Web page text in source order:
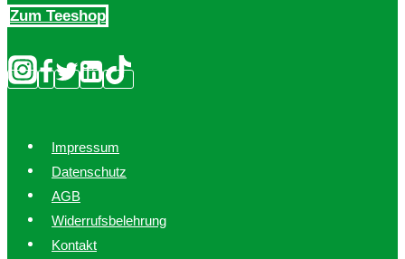
Zum Teeshop
Impressum
Datenschutz
AGB
Widerrufsbelehrung
Kontakt